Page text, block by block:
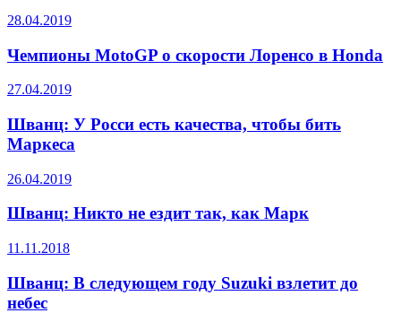
28.04.2019
Чемпионы MotoGP о скорости Лоренсо в Honda
27.04.2019
Шванц: У Росси есть качества, чтобы бить
Маркеса
26.04.2019
Шванц: Никто не ездит так, как Марк
11.11.2018
Шванц: В следующем году Suzuki взлетит до
небес